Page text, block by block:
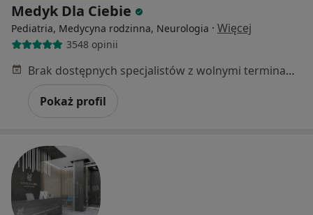
Medyk Dla Ciebie
Pediatria, Medycyna rodzinna, Neurologia · Więcej
3548 opinii
Brak dostępnych specjalistów z wolnymi terminami w tym centrum medycznym.
Pokaż profil